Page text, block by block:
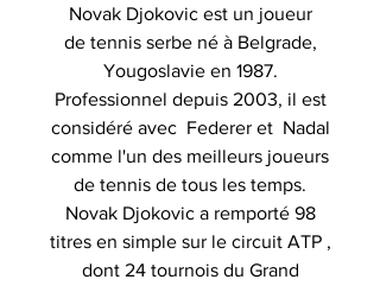
Novak Djokovic est un joueur
de tennis serbe né à Belgrade,
Yougoslavie en 1987.
Professionnel depuis 2003, il est
considéré avec Federer et Nadal
comme l'un des meilleurs joueurs
de tennis de tous les temps.
Novak Djokovic a remporté 98
titres en simple sur le circuit ATP ,
dont 24 tournois du Grand